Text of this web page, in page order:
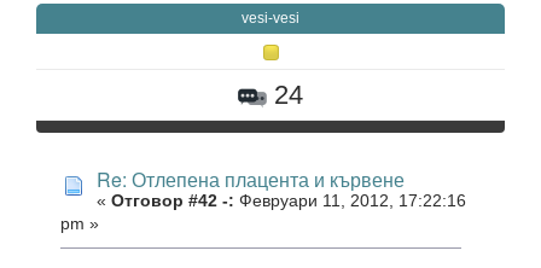
vesi-vesi
24
Re: Отлепена плацента и кървене
« Отговор #42 -: Февруари 11, 2012, 17:22:16
pm »